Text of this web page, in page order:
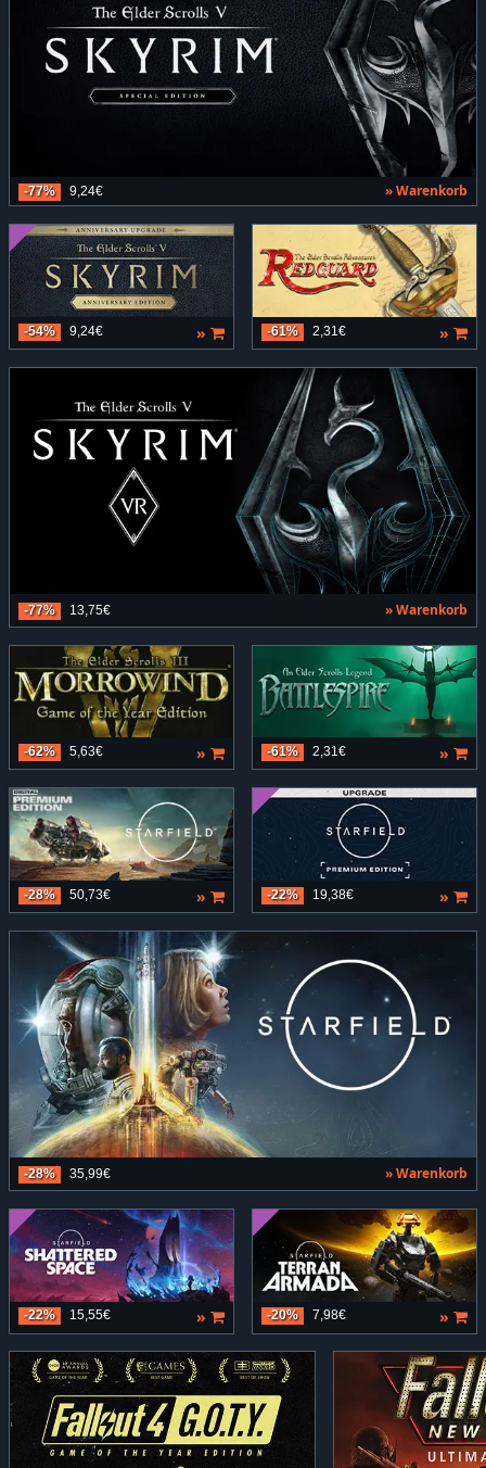
-77% 9,24€ » Warenkorb
-54% 9,24€ » -61% 2,31€ »
-77% 13,75€ » Warenkorb
-62% 5,63€ » -61% 2,31€ »
-28% 50,73€ » -22% 19,38€ »
-28% 35,99€ » Warenkorb
-22% 15,55€ » -20% 7,98€ »